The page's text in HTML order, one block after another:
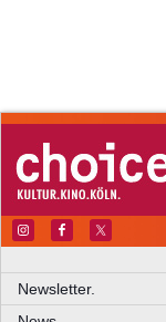
Newsletter.